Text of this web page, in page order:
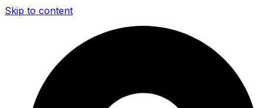
Skip to content